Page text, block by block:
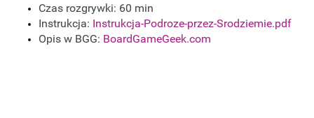
Czas rozgrywki: 60 min
Instrukcja: Instrukcja-Podroze-przez-Srodziemie.pdf
Opis w BGG: BoardGameGeek.com